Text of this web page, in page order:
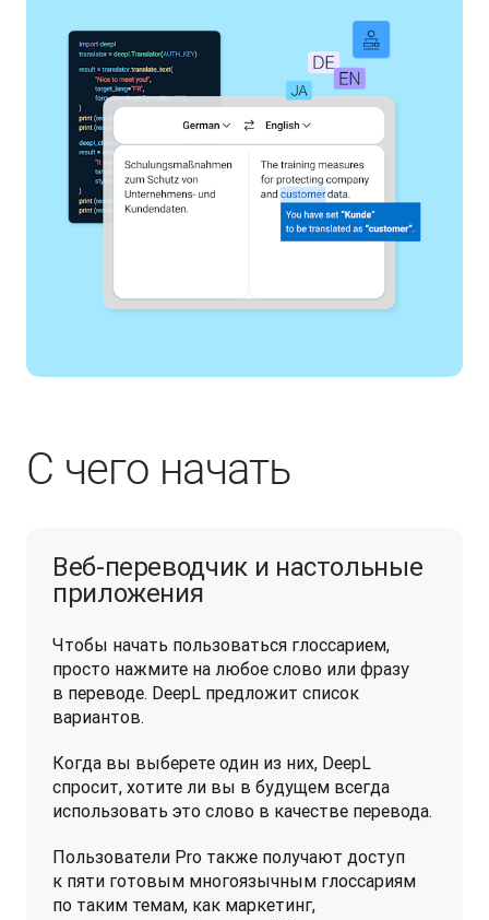
С чего начать
Веб-переводчик и настольные
приложения
Чтобы начать пользоваться глоссарием,
просто нажмите на любое слово или фразу
в переводе. DeepL предложит список
вариантов.
Когда вы выберете один из них, DeepL
спросит, хотите ли вы в будущем всегда
использовать это слово в качестве перевода.
Пользователи Pro также получают доступ
к пяти готовым многоязычным глоссариям
по таким темам, как маркетинг,